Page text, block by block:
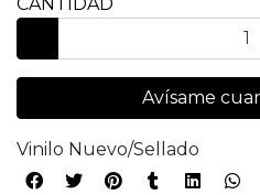
Avísame
Vinilo Nuevo/Sellado